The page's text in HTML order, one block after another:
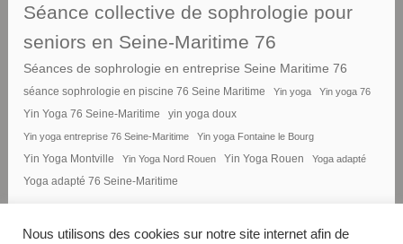
Séance collective de sophrologie pour
seniors en Seine-Maritime 76
Séances de sophrologie en entreprise Seine Maritime 76
séance sophrologie en piscine 76 Seine Maritime Yin yoga Yin yoga 76
Yin Yoga 76 Seine-Maritime yin yoga doux
Yin yoga entreprise 76 Seine-Maritime Yin yoga Fontaine le Bourg
Yin Yoga Montville Yin Yoga Nord Rouen Yin Yoga Rouen Yoga adapté
Yoga adapté 76 Seine-Maritime
Nous utilisons des cookies sur notre site internet afin de